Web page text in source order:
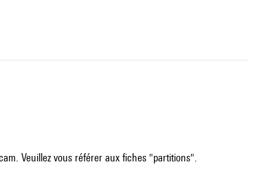
Veuillez vous référer aux fiches "partitions".